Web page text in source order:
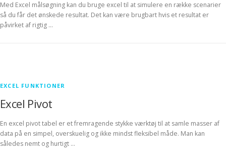
Med Excel målsøgning kan du bruge excel til at simulere en række scenarier
så du får det ønskede resultat. Det kan være brugbart hvis et resultat er
påvirket af rigtig …
EXCEL FUNKTIONER
Excel Pivot
En excel pivot tabel er et fremragende stykke værktøj til at samle masser af
data på en simpel, overskuelig og ikke mindst fleksibel måde. Man kan
således nemt og hurtigt …